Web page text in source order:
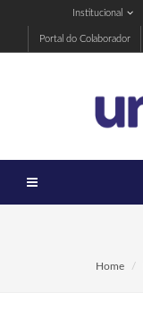
Institucional
Portal do Colaborador
Home